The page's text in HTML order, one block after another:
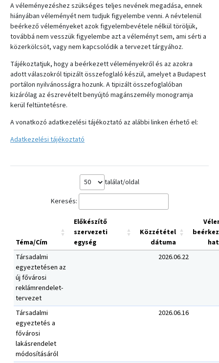
A véleményezéshez szükséges teljes nevének megadása, ennek
hiányában véleményét nem tudjuk figyelembe venni. A névtelenül
beérkező véleményeket azok figyelembevétele nélkül töröljük,
továbbá nem vesszük figyelembe azt a véleményt sem, ami sérti a
közerkölcsöt, vagy nem kapcsolódik a tervezet tárgyához.
Tájékoztatjuk, hogy a beérkezett véleményekről és az azokra
adott válaszokról tipizált összefoglaló készül, amelyet a Budapest
portálon nyilvánosságra hozunk. A tipizált összefoglalóban
kizárólag az észrevételt benyújtó magánszemély monogramja
kerül feltüntetésre.
A vonatkozó adatkezelési tájékoztató az alábbi linken érhető el:
Adatkezelési tájékoztató
találat/oldal
Keresés:
Téma/Cím
Előkészítő
szervezeti
egység
Közzététel
dátuma
Társadalmi
egyeztetésen az
új fővárosi
reklámrendelet-
tervezet
2026.06.22
Társadalmi
egyeztetés a
fővárosi
lakásrendelet
módosításáról
2026.06.16